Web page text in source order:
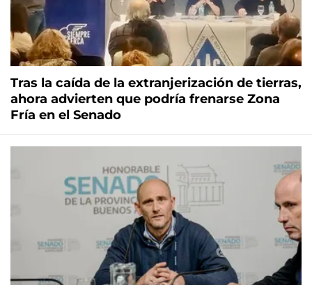
Tras la caída de la extranjerización de tierras,
ahora advierten que podría frenarse Zona
Fría en el Senado